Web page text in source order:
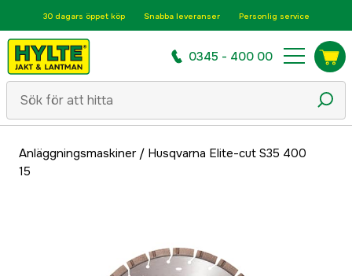
30 dagars öppet köp Snabba leveranser Personlig service
0345 - 400 00
Anläggningsmaskiner/ Husqvarna Elite-cut S35 400
15